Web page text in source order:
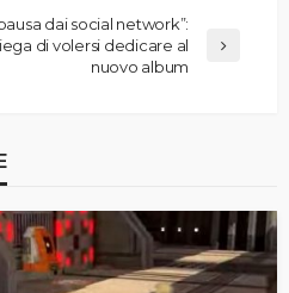
dai social network”:
di volersi dedicare al
nuovo album